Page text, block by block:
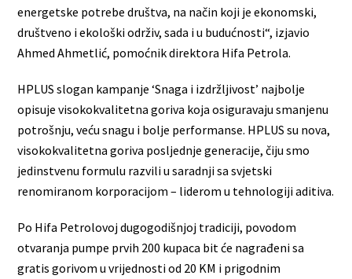
energetske potrebe društva, na način koji je ekonomski,
društveno i ekološki održiv, sada i u budućnosti“, izjavio
Ahmed Ahmetlić, pomoćnik direktora Hifa Petrola.
HPLUS slogan kampanje ‘Snaga i izdržljivost’ najbolje
opisuje visokokvalitetna goriva koja osiguravaju smanjenu
potrošnju, veću snagu i bolje performanse. HPLUS su nova,
visokokvalitetna goriva posljednje generacije, čiju smo
jedinstvenu formulu razvili u saradnji sa svjetski
renomiranom korporacijom – liderom u tehnologiji aditiva.
Po Hifa Petrolovoj dugogodišnjoj tradiciji, povodom
otvaranja pumpe prvih 200 kupaca bit će nagrađeni sa
gratis gorivom u vrijednosti od 20 KM i prigodnim